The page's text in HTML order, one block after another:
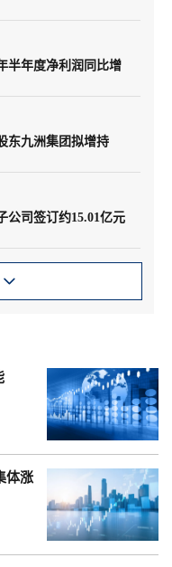
半年度净利润同比增
东九洲集团拟增持
公司签订约15.01亿元

体涨